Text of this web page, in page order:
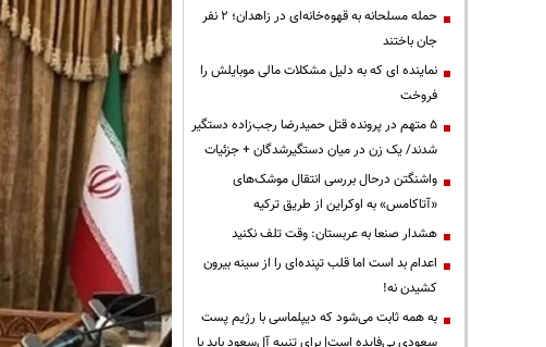
حمله مسلحانه به قهوه‌خانه‌ای در زاهدان؛ ۲ نفر
جان باختند
نماینده ای که به دلیل مشکلات مالی موبایلش را
فروخت
۵ متهم در پرونده قتل حمیدرضا رجب‌زاده دستگیر
شدند/ یک زن در میان دستگیرشدگان + جزئیات
واشنگتن درحال بررسی انتقال موشک‌های
«آتاکامس» به اوکراین از طریق ترکیه
هشدار صنعا به عربستان: وقت تلف نکنید
اعدام بد است اما قلب تپنده‌ای را از سینه بیرون
کشیدن نه!
به همه ثابت می‌شود که دیپلماسی با رژیم پست
سعودی بی‌فایده است| برای تنبیه آل‌سعود باید با